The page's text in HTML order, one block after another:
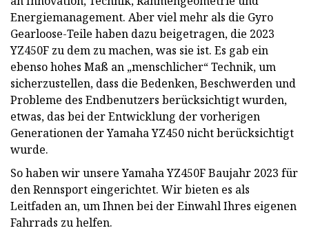
Energiemanagement. Aber viel mehr als die Gyro
Gearloose-Teile haben dazu beigetragen, die 2023
YZ450F zu dem zu machen, was sie ist. Es gab ein
ebenso hohes Maß an „menschlicher“ Technik, um
sicherzustellen, dass die Bedenken, Beschwerden und
Probleme des Endbenutzers berücksichtigt wurden,
etwas, das bei der Entwicklung der vorherigen
Generationen der Yamaha YZ450 nicht berücksichtigt
wurde.
So haben wir unsere Yamaha YZ450F Baujahr 2023 für
den Rennsport eingerichtet. Wir bieten es als
Leitfaden an, um Ihnen bei der Einwahl Ihres eigenen
Fahrrads zu helfen.